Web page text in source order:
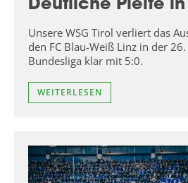
Unsere WSG Tirol verliert das
den FC Blau-Weiß Linz in der
Bundesliga klar mit 5:0.
WEITERLESEN